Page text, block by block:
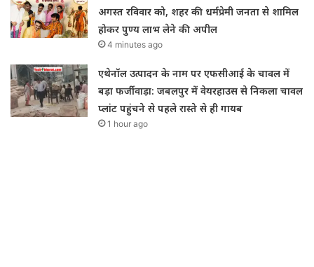
अगस्त रविवार को, शहर की धर्मप्रेमी जनता से शामिल
होकर पुण्य लाभ लेने की अपील
4 minutes ago
एथेनॉल उत्पादन के नाम पर एफसीआई के चावल में
बड़ा फर्जीवाड़ा: जबलपुर में वेयरहाउस से निकला चावल
प्लांट पहुंचने से पहले रास्ते से ही गायब
1 hour ago